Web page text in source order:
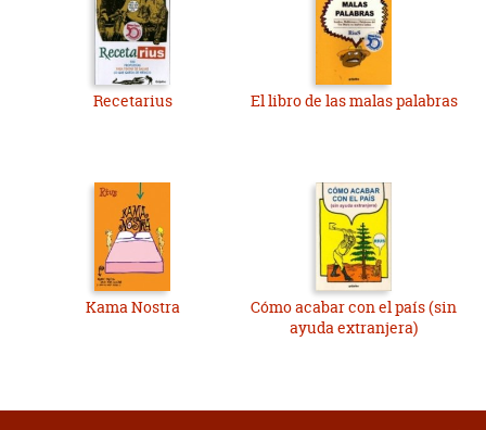
Recetarius El libro de las malas palabras
Kama Nostra
Cómo acabar con el país (sin
ayuda extranjera)